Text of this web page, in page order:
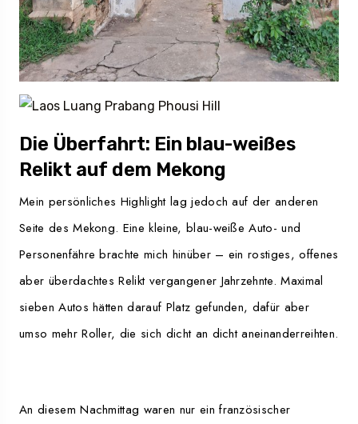
Die Überfahrt: Ein blau-weißes
Relikt auf dem Mekong
Mein persönliches Highlight lag jedoch auf der anderen
Seite des Mekong. Eine kleine, blau-weiße Auto- und
Personenfähre brachte mich hinüber – ein rostiges, offenes
aber überdachtes Relikt vergangener Jahrzehnte. Maximal
sieben Autos hätten darauf Platz gefunden, dafür aber
umso mehr Roller, die sich dicht an dicht aneinanderreihten.
An diesem Nachmittag waren nur ein französischer